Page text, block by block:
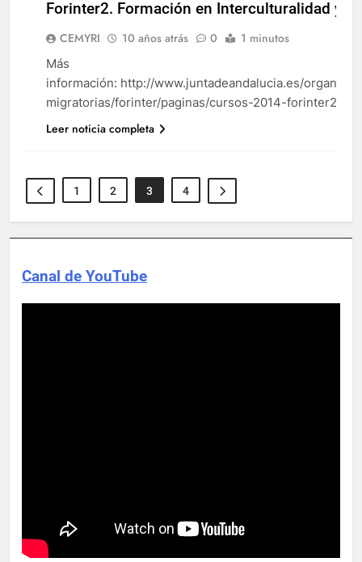
CURSOS
FORMACIÓN
Forinter2. Formación en Interculturalidad y
CEMYRI 10 años atrás 0 1 minutos
Más
información: http://www.juntadeandalucia.es/
migratorias/forinter/paginas/cursos-2014-
Leer noticia completa
1 2 3 4
Canal de YouTube